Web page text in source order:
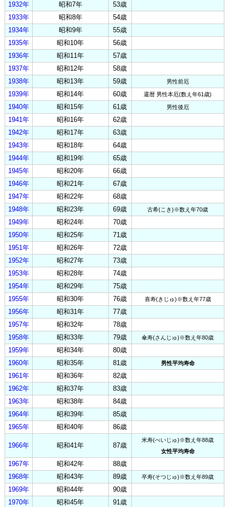
1932年
昭和7年
53歳
1933年
昭和8年
54歳
1934年
昭和9年
55歳
1935年
昭和10年
56歳
1936年
昭和11年
57歳
1937年
昭和12年
58歳
1938年
昭和13年 59歳 男性前厄
1939年 昭和14年 60歳 還暦 男性本厄(数え年61歳)
1940年 昭和15年 61歳 男性後厄
1941年 昭和16年
62歳
1942年
昭和17年
63歳
1943年
昭和18年
64歳
1944年
昭和19年
65歳
1945年
昭和20年
66歳
1946年
昭和21年
67歳
1947年
昭和22年
68歳
1948年
昭和23年 69歳 古希(こき)※数え年70歳
1949年 昭和24年
70歳
1950年
昭和25年
71歳
1951年
昭和26年
72歳
1952年
昭和27年
73歳
1953年
昭和28年
74歳
1954年
昭和29年
75歳
1955年
昭和30年 76歳 喜寿(きじゅ)※数え年77歳
1956年 昭和31年
77歳
1957年
昭和32年
78歳
1958年
昭和33年 79歳 傘寿(さんじゅ)※数え年80歳
1959年 昭和34年
80歳
1960年
昭和35年 81歳 男性平均寿命
1961年 昭和36年
82歳
1962年
昭和37年
83歳
1963年
昭和38年
84歳
1964年
昭和39年
85歳
1965年
昭和40年 86歳
1966年 昭和41年 87歳
米寿(べいじゅ)※数え年88歳
女性平均寿命
1967年 昭和42年
88歳
1968年
昭和43年 89歳 卒寿(そつじゅ)※数え年89歳
1969年 昭和44年
90歳
1970年
昭和45年
91歳